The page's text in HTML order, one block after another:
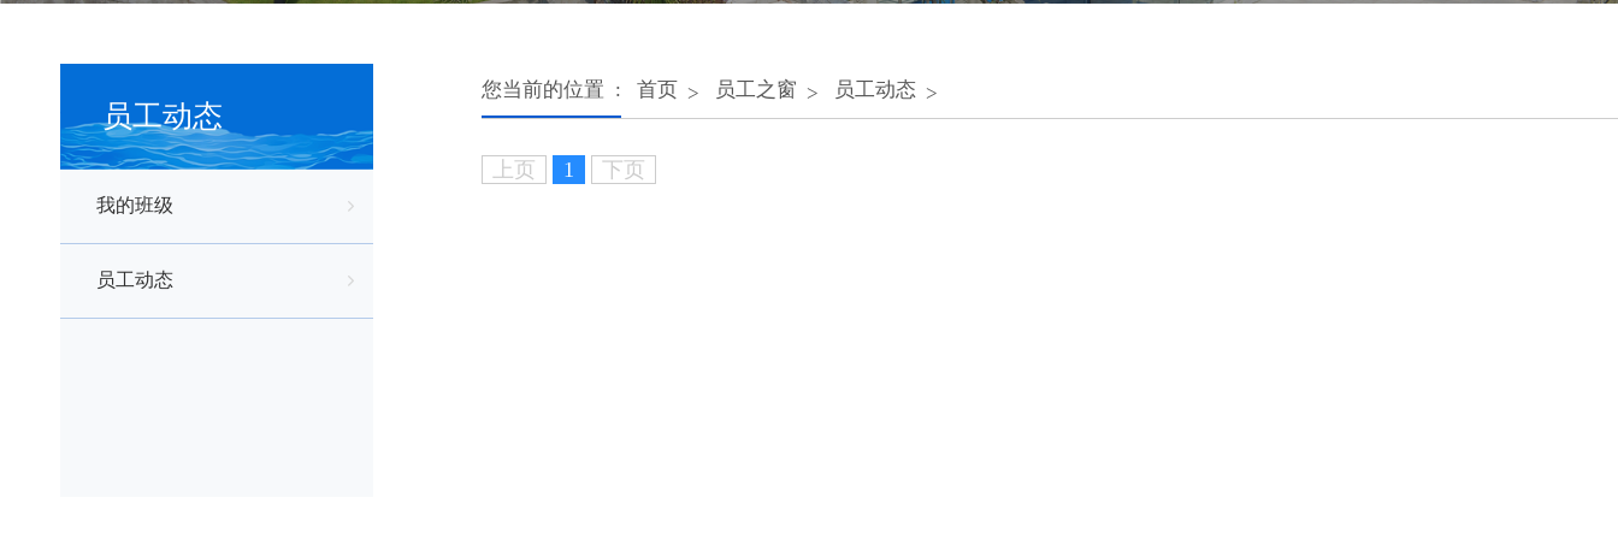
员工动态
我的班级
员工动态
您当前的位置 : 首页 > 员工之窗 > 员工动态 >
上页 1 下页